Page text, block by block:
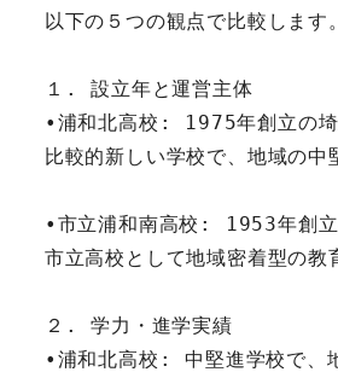
以下の５つの観点で比較します。
１. 設立年と運営主体
•浦和北高校: 1975年創立の埼
比較的新しい学校で、地域の中
•市立浦和南高校: 1953年創立
市立高校として地域密着型の教
２. 学力・進学実績
•浦和北高校: 中堅進学校で、